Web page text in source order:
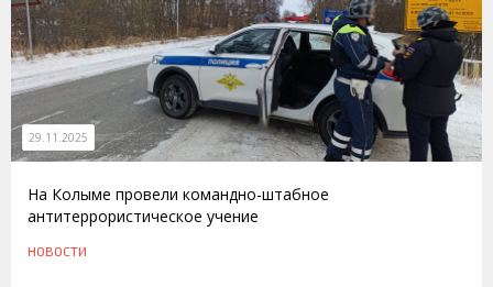
29.11.2025
На Колыме провели командно-штабное
антитеррористическое учение
НОВОСТИ